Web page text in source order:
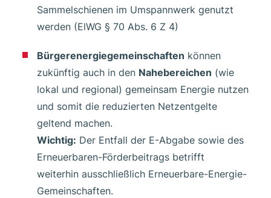
Sammelschienen im Umspannwerk genutzt
werden (ElWG § 70 Abs. 6 Z 4)
Bürgerenergiegemeinschaften können
zukünftig auch in den Nahebereichen (wie
lokal und regional) gemeinsam Energie nutzen
und somit die reduzierten Netzentgelte
geltend machen.
Wichtig: Der Entfall der E-Abgabe sowie des
Erneuerbaren-Förderbeitrags betrifft
weiterhin ausschließlich Erneuerbare-Energie-
Gemeinschaften.